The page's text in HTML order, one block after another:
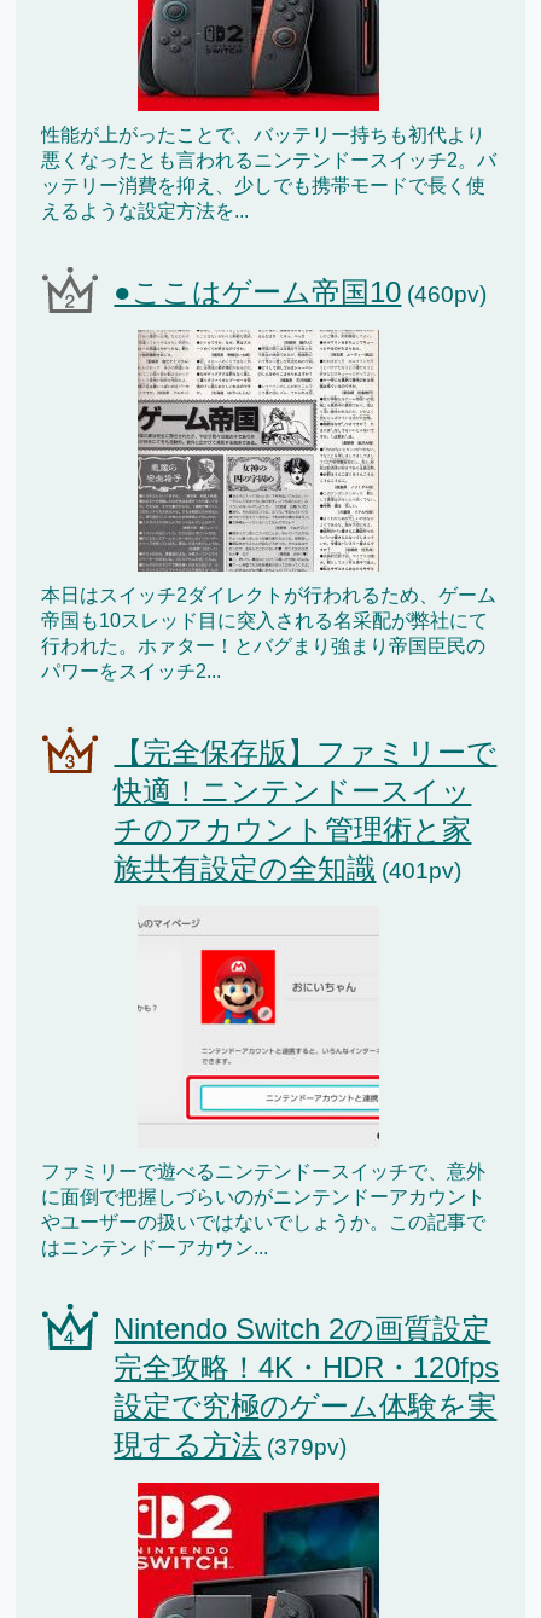
性能が上がったことで、バッテリー持ちも初代より
悪くなったとも言われるニンテンドースイッチ2。バ
ッテリー消費を抑え、少しでも携帯モードで長く使
えるような設定方法を...
●ここはゲーム帝国10 (460pv)
本日はスイッチ2ダイレクトが行われるため、ゲーム
帝国も10スレッド目に突入される名采配が弊社にて
行われた。ホァター！とバグまり強まり帝国臣民の
パワーをスイッチ2...
【完全保存版】ファミリーで
快適！ニンテンドースイッ
チのアカウント管理術と家
族共有設定の全知識 (401pv)
ファミリーで遊べるニンテンドースイッチで、意外
に面倒で把握しづらいのがニンテンドーアカウント
やユーザーの扱いではないでしょうか。この記事で
はニンテンドーアカウン...
Nintendo Switch 2の画質設定
完全攻略！4K・HDR・120fps
設定で究極のゲーム体験を実
現する方法 (379pv)